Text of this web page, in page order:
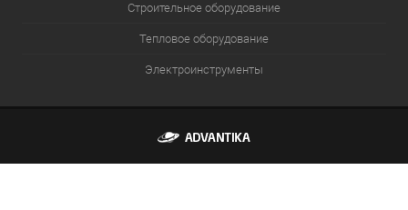
Строительное оборудование
Тепловое оборудование
Электроинструменты